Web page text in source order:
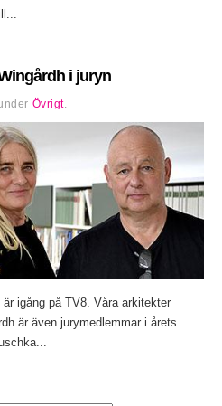
i juryn
Övrigt
igång på TV8. Våra arkitekter
är även jurymedlemmar i årets